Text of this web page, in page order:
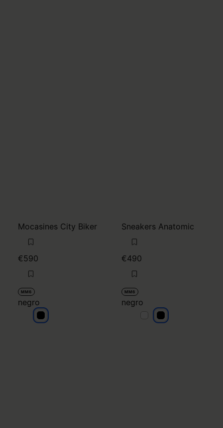
Mocasines City Biker
€590
MM6
negro
negro
Sneakers Anatomic
€490
MM6
negro
negronegro